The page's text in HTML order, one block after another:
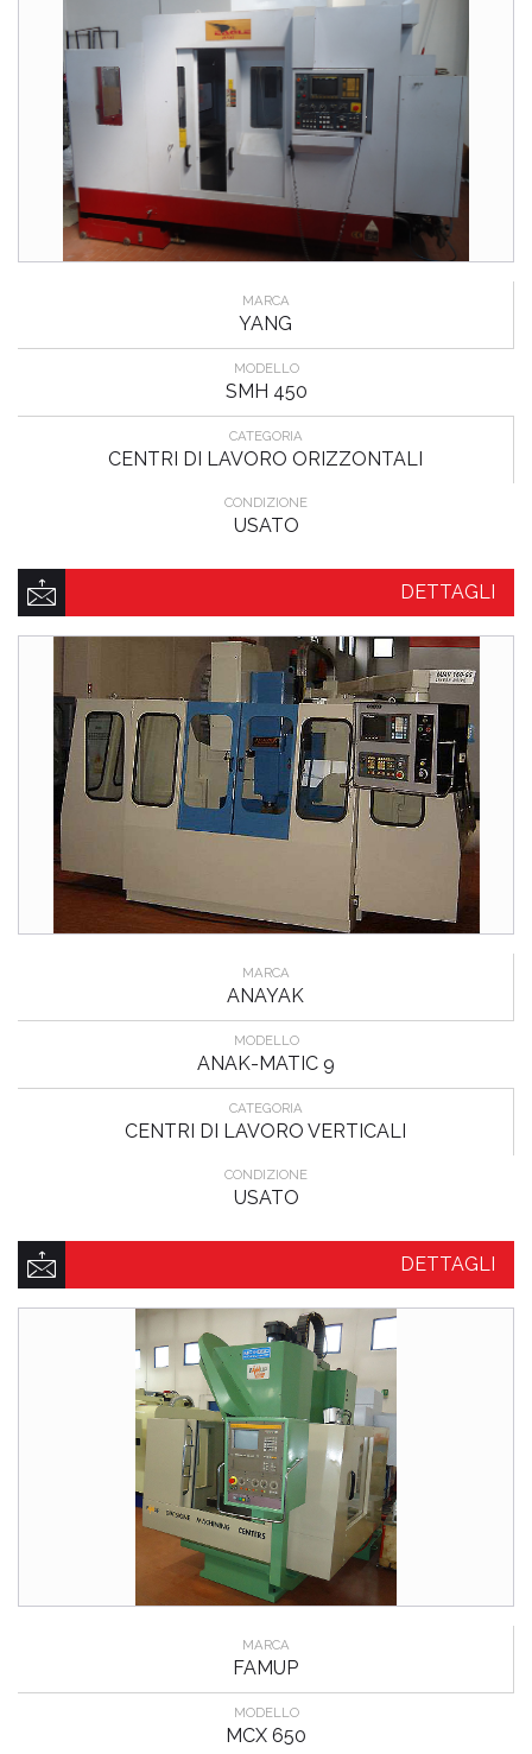
MARCA
YANG
MODELLO
SMH 450
CATEGORIA
CENTRI DI LAVORO ORIZZONTALI
CONDIZIONE
USATO
DETTAGLI
MARCA
ANAYAK
MODELLO
ANAK-MATIC 9
CATEGORIA
CENTRI DI LAVORO VERTICALI
CONDIZIONE
USATO
DETTAGLI
MARCA
FAMUP
MODELLO
MCX 650